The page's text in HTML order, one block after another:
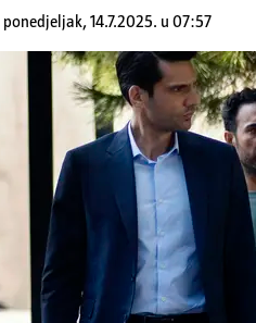
ponedjeljak, 14.7.2025. u 07:57